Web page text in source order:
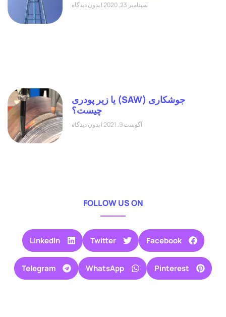
سپتامبر 23, 2020 بدون دیدگاه
جوشکاری (SAW) یا زیر پودری
چیست؟
آگوست 9, 2021 بدون دیدگاه
FOLLOW US ON
Facebook
Twitter
LinkedIn
Pinterest
WhatsApp
Telegram